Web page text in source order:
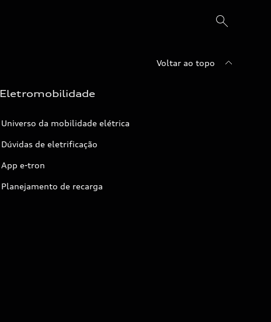
Voltar ao topo
Eletromobilidade
Universo da mobilidade elétrica
Dúvidas de eletrificação
App e-tron
Planejamento de recarga